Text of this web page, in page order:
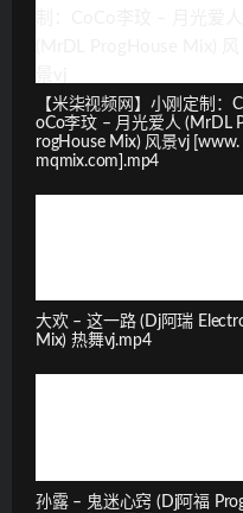
【米柒视频网】小刚定制：C
oCo李玟 – 月光爱人 (MrDL
rogHouse Mix) 风景vj [www.
mqmix.com].mp4
大欢 – 这一路 (Dj阿瑞
Mix) 热舞vj.mp4
孙露 – 鬼迷心窍 (Dj阿福